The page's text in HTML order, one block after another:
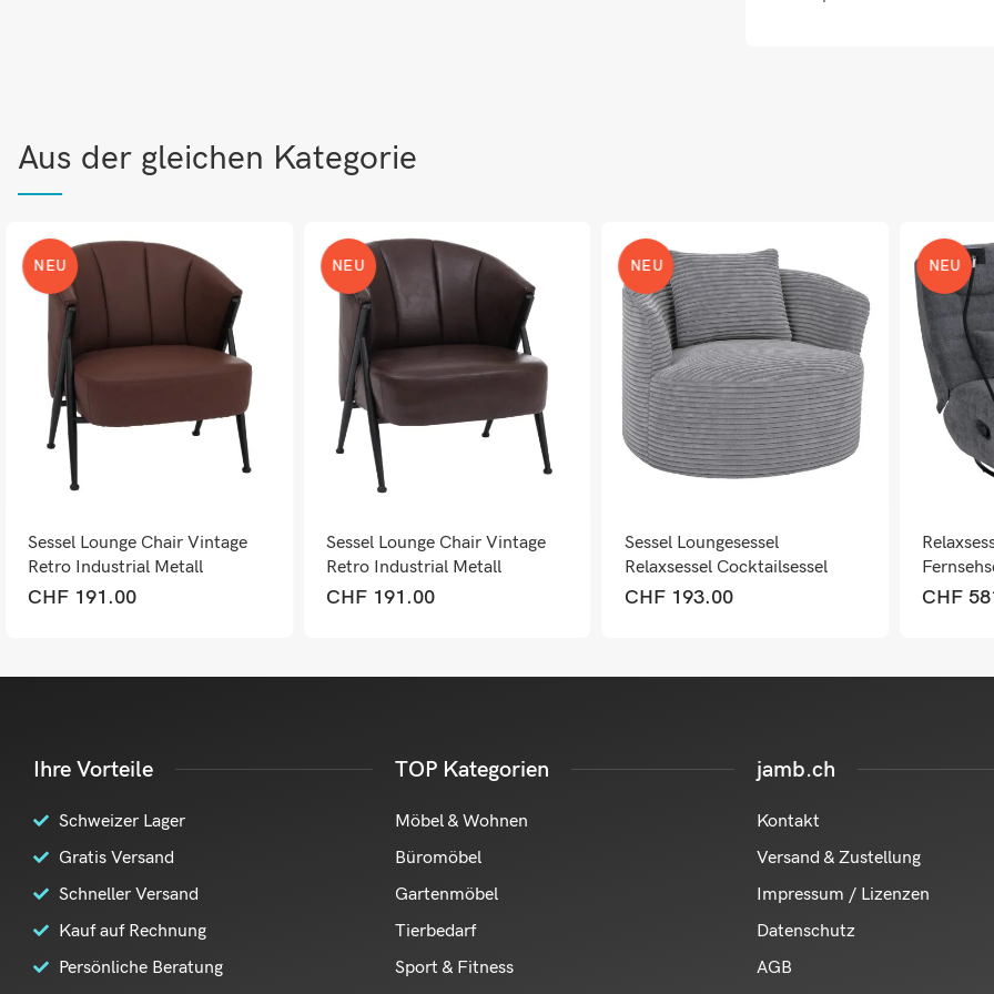
Aus der gleichen Kategorie
NEU
Sessel Lounge Chair Vintage
Retro Industrial Metall
Kunstleder rostrot
CHF191.00
NEU
Sessel Lounge Chair Vintage
Retro Industrial Metall
Kunstleder dunkelbraun
CHF191.00
NEU
Sessel Loungesessel
Relaxsessel Cocktailsessel
Cord hellgrau
CHF193.00
NEU
CHF
Ihre Vorteile
Schweizer Lager
Gratis Versand
Schneller Versand
Kauf auf Rechnung
Persönliche Beratung
TOP Kategorien
Möbel & Wohnen
Büromöbel
Gartenmöbel
Tierbedarf
Sport & Fitness
jamb.ch
Kontakt
Versand & Zustellung
Impressum / Lizenzen
Datenschutz
AGB